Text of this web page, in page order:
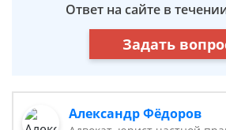
Ответ на сайте в
Задать
Александр Фёдоров